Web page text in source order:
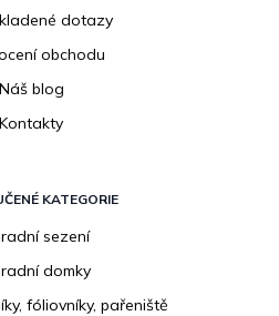
dotazy
obchodu
Náš blog
Kontakty
KATEGORIE
sezení
domky
fóliovníky, pařeniště